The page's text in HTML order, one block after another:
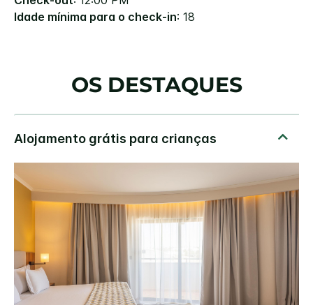
Idade mínima para o check-in: 18
OS DESTAQUES